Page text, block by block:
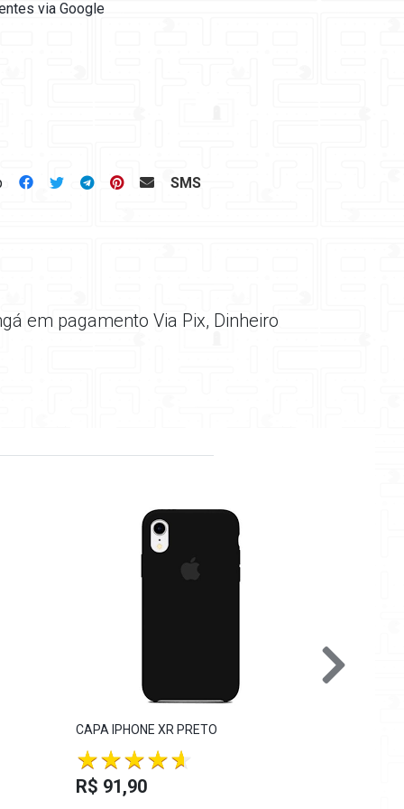
via Google
SMS
em pagamento Via Pix, Dinheiro
CAPA IPHONE XR PRETO
R$ 91,90